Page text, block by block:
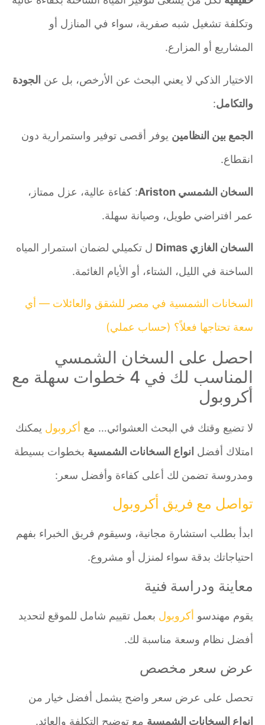
وتكلفة تشغيل شبه صفرية، سواء في المنازل أو
المشاريع أو المزارع.
الاختيار الذكي لا يعني البحث عن الأرخص، بل عنالجودة
والتكامل:
الجمع بين النظامينيوفر أقصى توفير واستمرارية دون
انقطاع.
السخان الشمسي Ariston
: كفاءة عالية، عزل ممتاز،
عمر افتراضي طويل، وصيانة سهلة.
السخان الغازي Dimas
ل تكميلي لضمان استمرار المياه
الساخنة في الليل، الشتاء، أو الأيام الغائمة.
السخانات الشمسية في مصر للشقق والعائلات — أي
سعة تحتاجها فعلاً؟ (حساب عملي)
احصل على السخان الشمسي
المناسب لك في 4 خطوات سهلة مع
أكروبول
لا تضيع وقتك في البحث العشوائي… معأكروبوليمكنك
امتلاك أفضلانواع السخانات الشمسيةبخطوات بسيطة
ومدروسة تضمن لك أعلى كفاءة وأفضل سعر:
تواصل مع فريق أكروبول
ابدأ بطلب استشارة مجانية، وسيقوم فريق الخبراء بفهم
احتياجاتك بدقة سواء لمنزل أو مشروع.
معاينة ودراسة فنية
يقوم مهندسوأكروبولبعمل تقييم شامل للموقع لتحديد
أفضل نظام وسعة مناسبة لك.
عرض سعر مخصص
تحصل على عرض سعر واضح يشمل أفضل خيار من
انواع السخانات الشمسيةمع توضيح التكلفة والعائد.